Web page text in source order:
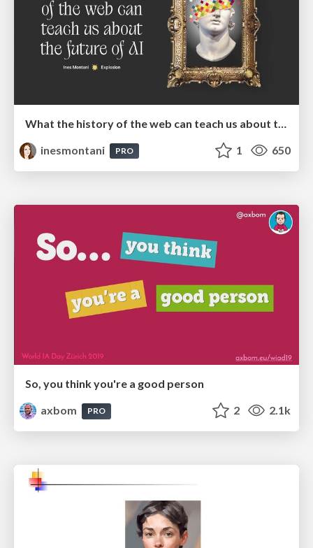
What the history of the web can teach us about the future of AI
inesmontani
PRO 1 650
So, you think you're a good person
axbom
PRO 2 2.1k